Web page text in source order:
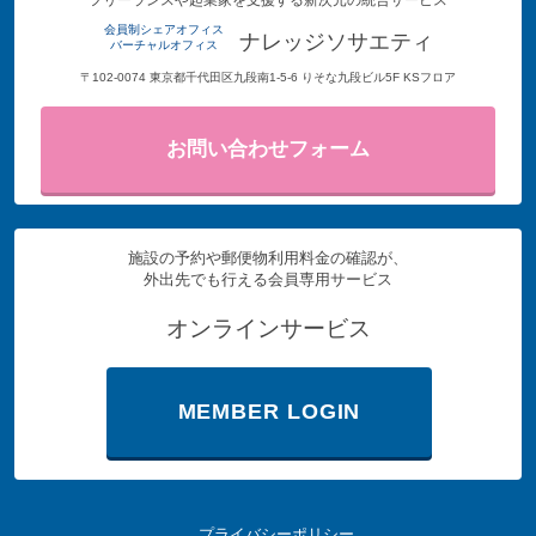
会員制シェアオフィス
バーチャルオフィス
ナレッジソサエティ
〒102-0074 東京都千代田区九段南1-5-6 りそな九段ビル5F KSフロア
お問い合わせフォーム
施設の予約や郵便物利用料金の確認が、
外出先でも行える会員専用サービス
オンラインサービス
MEMBER LOGIN